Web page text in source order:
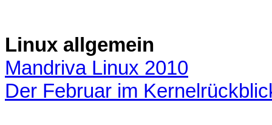
Linux allgemein
Mandriva Linux 2010
Der Februar im